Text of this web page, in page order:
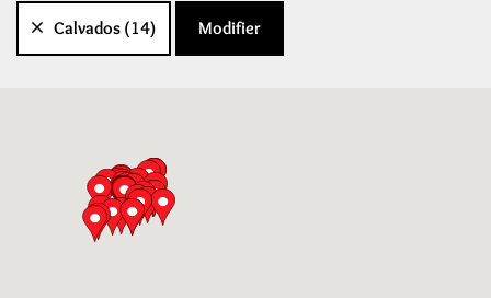
Calvados (14) Modifier